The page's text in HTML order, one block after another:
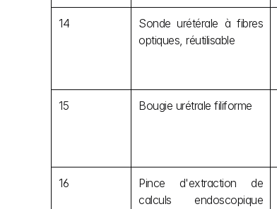
14
Sonde urétérale à fibres
optiques, réutilisable
15 Bougie urétrale filiforme
16
Pince d'extraction de
calculs endoscopique